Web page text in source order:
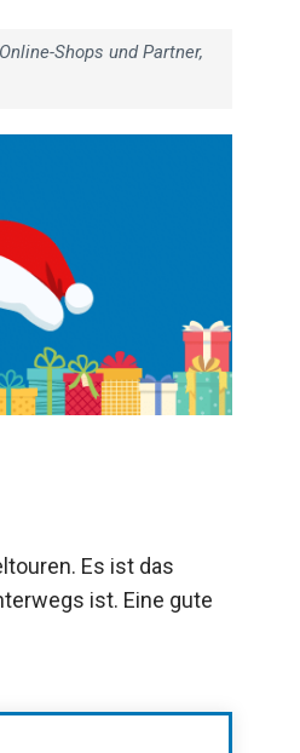
Shops und Partner,
Es ist das
ist. Eine gute